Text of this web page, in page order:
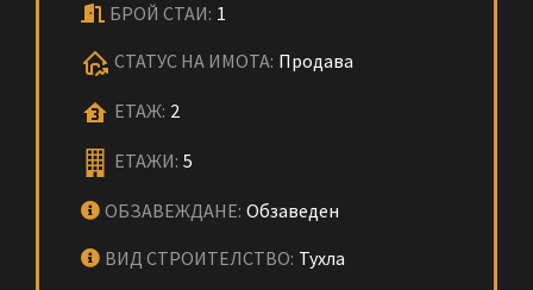
БРОЙ СТАИ: 1
СТАТУС НА ИМОТА: Продава
ЕТАЖ: 2
ЕТАЖИ: 5
ОБЗАВЕЖДАНЕ: Обзаведен
ВИД СТРОИТЕЛСТВО: Тухла